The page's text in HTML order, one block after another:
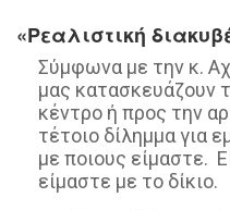
«Ρεαλιστική
Σύμφωνα με την κ.
μας κατασκευάζουν
κέντρο ή προς την
τέτοιο δίλημμα για
με ποιους είμαστε.
είμαστε με το δίκιο.